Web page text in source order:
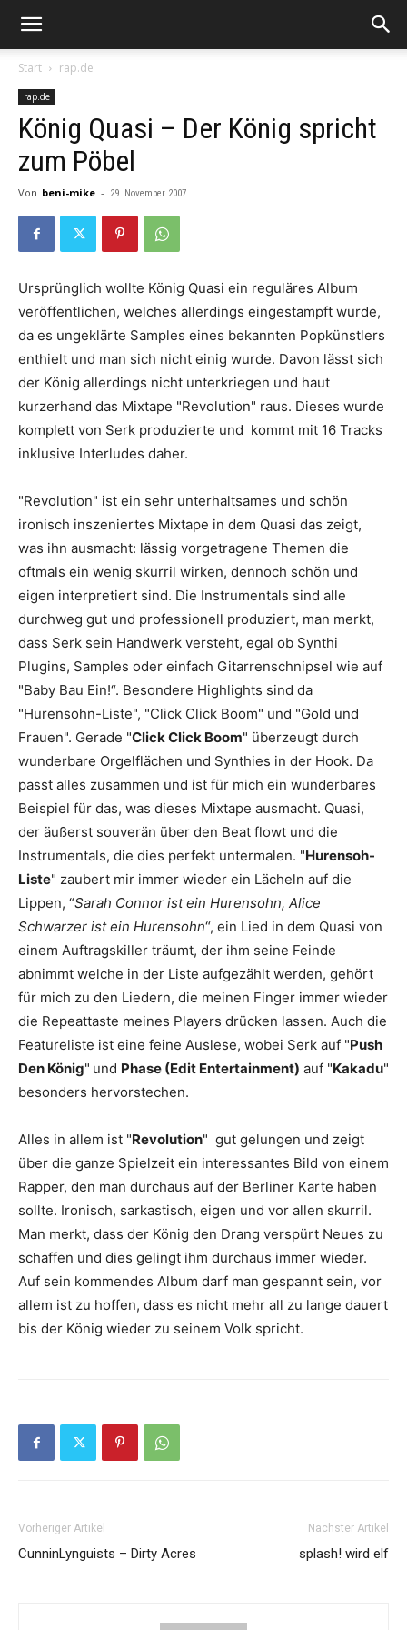
Start rap.de
rap.de
König Quasi – Der König spricht
zum Pöbel
Von beni-mike - 29. November 2007
Ursprünglich wollte König Quasi ein reguläres Album
veröffentlichen, welches allerdings eingestampft wurde,
da es ungeklärte Samples eines bekannten Popkünstlers
enthielt und man sich nicht einig wurde. Davon lässt sich
der König allerdings nicht unterkriegen und haut
kurzerhand das Mixtape "Revolution" raus. Dieses wurde
komplett von Serk produzierte und kommt mit 16 Tracks
inklusive Interludes daher.
"Revolution" ist ein sehr unterhaltsames und schön
ironisch inszeniertes Mixtape in dem Quasi das zeigt,
was ihn ausmacht: lässig vorgetragene Themen die
oftmals ein wenig skurril wirken, dennoch schön und
eigen interpretiert sind. Die Instrumentals sind alle
durchweg gut und professionell produziert, man merkt,
dass Serk sein Handwerk versteht, egal ob Synthi
Plugins, Samples oder einfach Gitarrenschnipsel wie auf
"Baby Bau Ein!“. Besondere Highlights sind da
"Hurensohn-Liste", "Click Click Boom" und "Gold und
Frauen". Gerade "Click Click Boom" überzeugt durch
wunderbare Orgelflächen und Synthies in der Hook. Da
passt alles zusammen und ist für mich ein wunderbares
Beispiel für das, was dieses Mixtape ausmacht. Quasi,
der äußerst souverän über den Beat flowt und die
Instrumentals, die dies perfekt untermalen. "Hurensoh-
Liste" zaubert mir immer wieder ein Lächeln auf die
Lippen, “Sarah Connor ist ein Hurensohn, Alice
Schwarzer ist ein Hurensohn“, ein Lied in dem Quasi von
einem Auftragskiller träumt, der ihm seine Feinde
abnimmt welche in der Liste aufgezählt werden, gehört
für mich zu den Liedern, die meinen Finger immer wieder
die Repeattaste meines Players drücken lassen. Auch die
Featureliste ist eine feine Auslese, wobei Serk auf "Push
Den König" und Phase (Edit Entertainment) auf "Kakadu"
besonders hervorstechen.
Alles in allem ist "Revolution" gut gelungen und zeigt
über die ganze Spielzeit ein interessantes Bild von einem
Rapper, den man durchaus auf der Berliner Karte haben
sollte. Ironisch, sarkastisch, eigen und vor allen skurril.
Man merkt, dass der König den Drang verspürt Neues zu
schaffen und dies gelingt ihm durchaus immer wieder.
Auf sein kommendes Album darf man gespannt sein, vor
allem ist zu hoffen, dass es nicht mehr all zu lange dauert
bis der König wieder zu seinem Volk spricht.
Vorheriger Artikel
CunninLynguists – Dirty Acres
Nächster Artikel
splash! wird elf